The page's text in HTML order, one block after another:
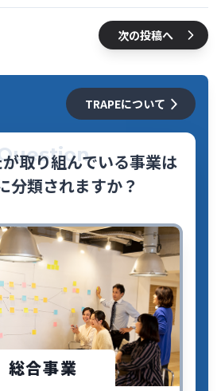
次の投稿へ
TRAPEについて
取り組んでいる事業は
分類されますか？
総合事業